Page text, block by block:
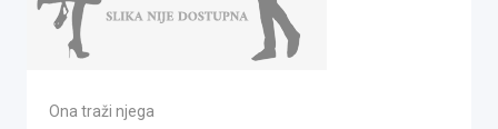
Ona traži njega